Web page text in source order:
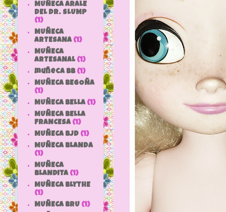
MUÑECA ARALE
DEL DR. SLUMP
(1)
MUÑECA
ARTESANA (1)
MUÑECA
ARTESANAL (1)
muñeca bb (1)
MUÑECA BEGOÑA
(1)
MUÑECA BELLA (1)
MUÑECA BELLA
FRANCESA (1)
MUÑECA BJD (1)
MUÑECA BLANDA
(1)
MUÑECA
BLANDITA (1)
MUÑECA BLYTHE
(1)
MUÑECA BRU (1)